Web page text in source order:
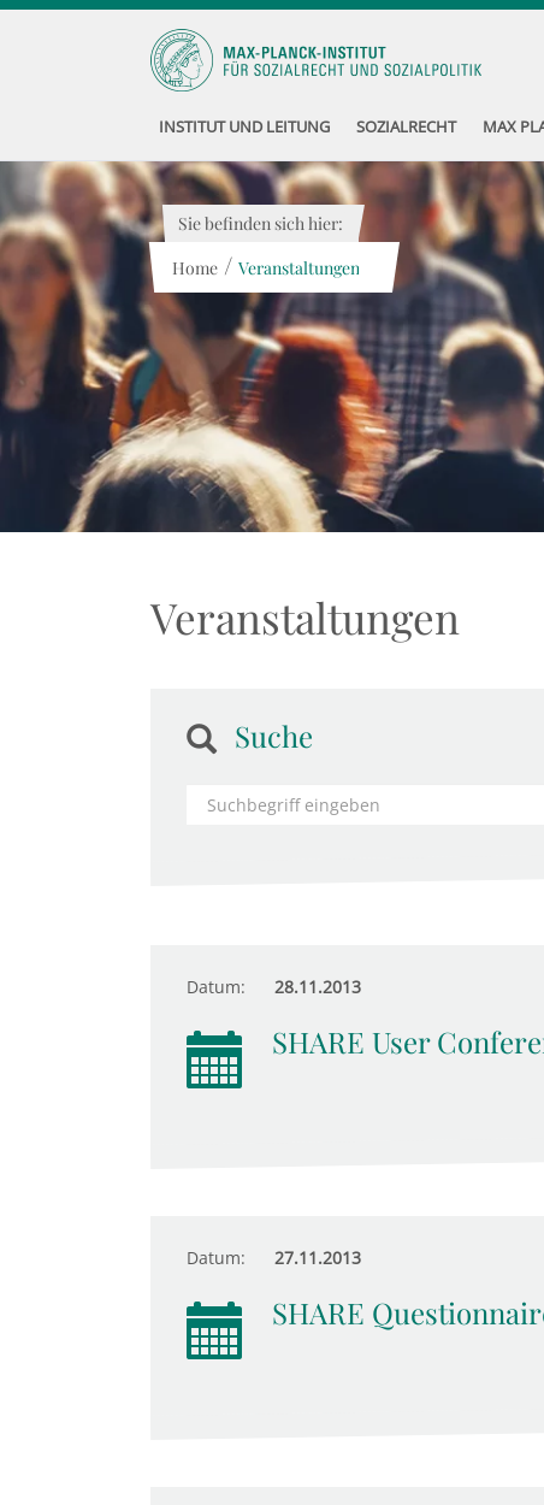
INSTITUT UND LEITUNG SOZIALRECHT MAX
Sie befinden sich hier:
Home / Veranstaltungen
Veranstaltungen
Suche
Datum: 28.11.2013
SHARE User
Datum: 27.11.2013
SHARE